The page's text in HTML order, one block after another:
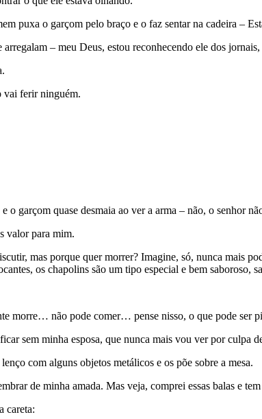
puxa o garçom pelo braço e o faz sentar na cadeira –
– meu Deus, estou reconhecendo ele dos
vai ferir ninguém.
o garçom quase desmaia ao ver a arma – não, o senhor
valor para mim.
mas porque quer morrer? Imagine, só, nunca mais
os chapolins são um tipo especial e bem saboroso,
morre… não pode comer… pense nisso, o que pode ser
sem minha esposa, que nunca mais vou ver por culpa
com alguns objetos metálicos e os põe sobre a mesa.
de minha amada. Mas veja, comprei essas balas e
careta: